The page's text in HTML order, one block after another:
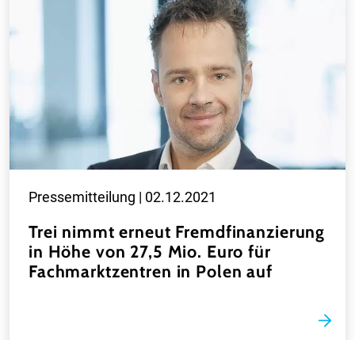
Pressemitteilung | 02.12.2021
Trei nimmt erneut Fremdfinanzierung
in Höhe von 27,5 Mio. Euro für
Fachmarktzentren in Polen auf